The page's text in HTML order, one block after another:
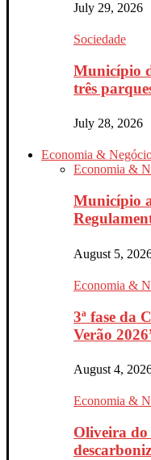
July 29, 2026
Sociedade
Município
três
July 28, 2026
Economia &
Economia &
Município
August 5,
Economia &
3ª fase da
Verão
August 4,
Economia &
Oliveira